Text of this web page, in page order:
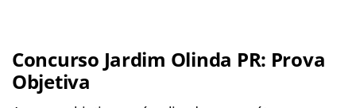
Concurso Jardim Olinda PR: Prova
Objetiva